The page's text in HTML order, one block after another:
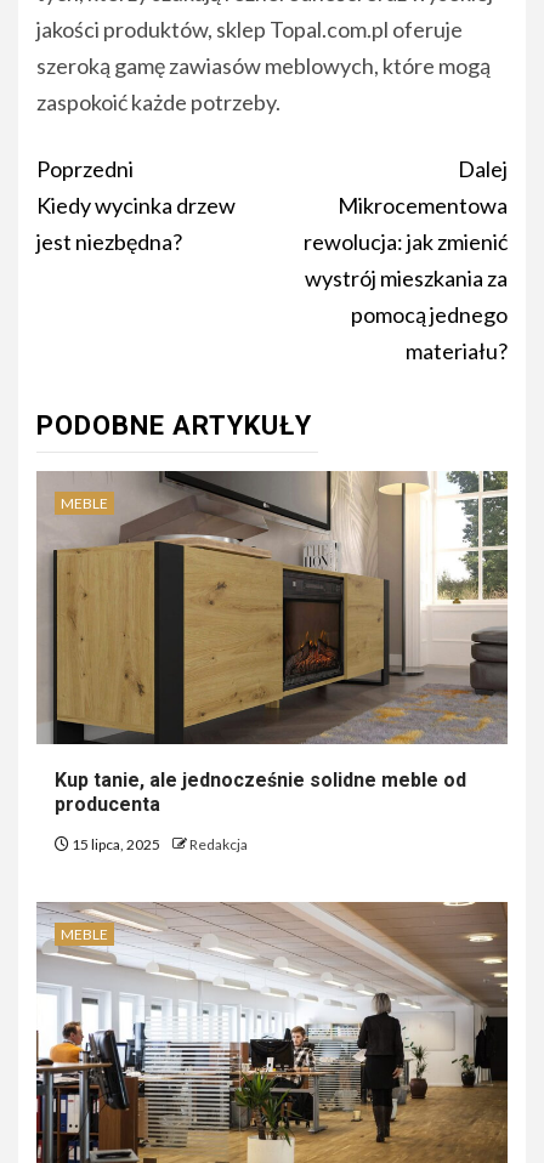
jakości produktów, sklep Topal.com.pl oferuje
szeroką gamę zawiasów meblowych, które mogą
zaspokoić każde potrzeby.
Nawigacja
wpisu
Poprzedni
Kiedy wycinka drzew
jest niezbędna?
Dalej
Mikrocementowa
rewolucja: jak zmienić
wystrój mieszkania za
pomocą jednego
materiału?
PODOBNE ARTYKUŁY
MEBLE
Kup tanie, ale jednocześnie solidne meble od
producenta
15 lipca, 2025 Redakcja
MEBLE